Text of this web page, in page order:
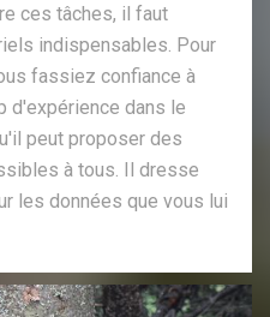
ces tâches, il faut
indispensables. Pour
fassiez confiance à
d'expérience dans le
peut proposer des
à tous. Il dresse
les données que vous lui